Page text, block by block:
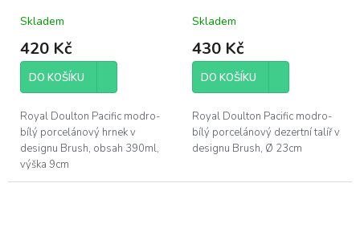
mořský
Skladem
420 Kč
DO KOŠÍKU
Royal Doulton Pacific modro-
bílý porcelánový hrnek v
designu Brush, obsah 390ml,
výška 9cm
bílý letní mořský
Skladem
430 Kč
DO KOŠÍKU
Royal Doulton Pacific modro-
bílý porcelánový dezertní talíř v
designu Brush, Ø 23cm